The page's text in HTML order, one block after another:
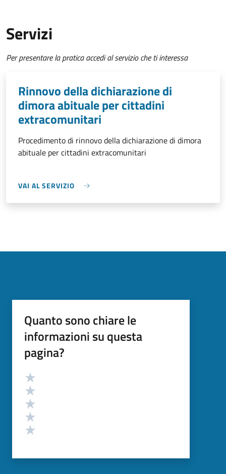
Servizi
Per presentare la pratica accedi al servizio che ti interessa
Rinnovo della dichiarazione di
dimora abituale per cittadini
extracomunitari
Procedimento di rinnovo della dichiarazione di dimora
abituale per cittadini extracomunitari
VAI AL SERVIZIO
Quanto sono chiare le
informazioni su questa
pagina?
Valutazione